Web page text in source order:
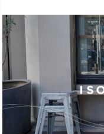
販売タイプ
商品タイプ